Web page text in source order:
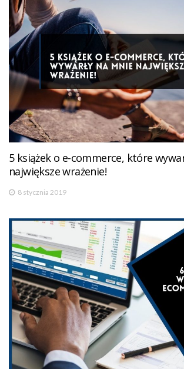
5 książek o e-commerce, które
największe wrażenie!
8 stycznia 2019